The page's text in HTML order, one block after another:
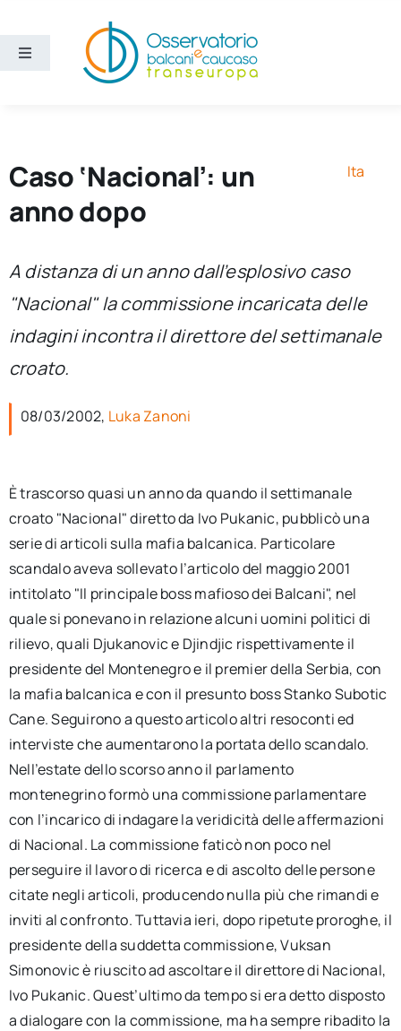
contenuto
Toggle
Ricerca e divulgazione
Sezioni
Chi siamo
per:
Ita
Caso ‘Nacional’: un
anno dopo
Ita
A distanza di un anno dall’esplosivo caso
"Nacional" la commissione incaricata delle
indagini incontra il direttore del settimanale
croato.
08/03/2002, Luka Zanoni
È trascorso quasi un anno da quando il settimanale
croato "Nacional" diretto da Ivo Pukanic, pubblicò una
serie di articoli sulla mafia balcanica. Particolare
scandalo aveva sollevato l’articolo del maggio 2001
intitolato "Il principale boss mafioso dei Balcani", nel
quale si ponevano in relazione alcuni uomini politici di
rilievo, quali Djukanovic e Djindjic rispettivamente il
presidente del Montenegro e il premier della Serbia, con
la mafia balcanica e con il presunto boss Stanko Subotic
Cane. Seguirono a questo articolo altri resoconti ed
interviste che aumentarono la portata dello scandalo.
Nell’estate dello scorso anno il parlamento
montenegrino formò una commissione parlamentare
con l’incarico di indagare la veridicità delle affermazioni
di Nacional. La commissione faticò non poco nel
perseguire il lavoro di ricerca e di ascolto delle persone
citate negli articoli, producendo nulla più che rimandi e
inviti al confronto. Tuttavia ieri, dopo ripetute proroghe, il
presidente della suddetta commissione, Vuksan
Simonovic è riuscito ad ascoltare il direttore di Nacional,
Ivo Pukanic. Quest’ultimo da tempo si era detto disposto
a dialogare con la commissione, ma ha sempre ribadito la